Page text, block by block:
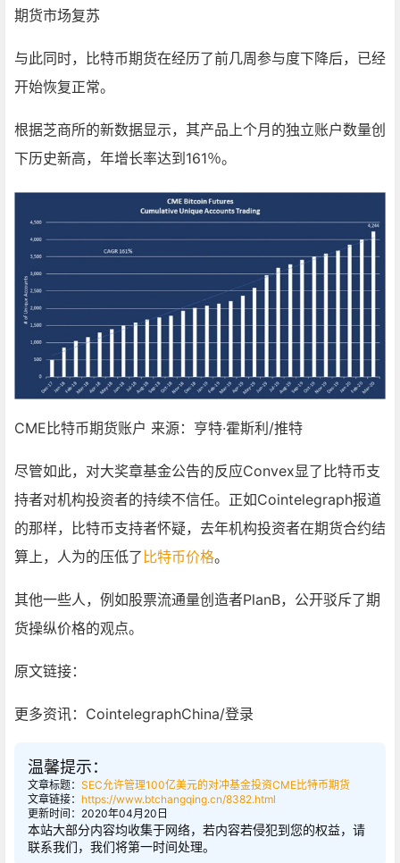
期货市场复苏
与此同时，比特币期货在经历了前几周参与度下降后，已经
开始恢复正常。
根据芝商所的新数据显示，其产品上个月的独立账户数量创
下历史新高，年增长率达到161％。
CME比特币期货账户 来源：亨特·霍斯利/推特
尽管如此，对大奖章基金公告的反应Convex显了比特币支
持者对机构投资者的持续不信任。正如Cointelegraph报道
的那样，比特币支持者怀疑，去年机构投资者在期货合约结
算上，人为的压低了 比特币价格。
其他一些人，例如股票流通量创造者PlanB，公开驳斥了期
货操纵价格的观点。
原文链接：
更多资讯：CointelegraphChina/登录
温馨提示：
文章标题： SEC允许管理100亿美元的对冲基金投资CME比特币期货
文章链接： https://www.btchangqing.cn/8382.html
更新时间：2020年04月20日
本站大部分内容均收集于网络，若内容若侵犯到您的权益，请
联系我们，我们将第一时间处理。